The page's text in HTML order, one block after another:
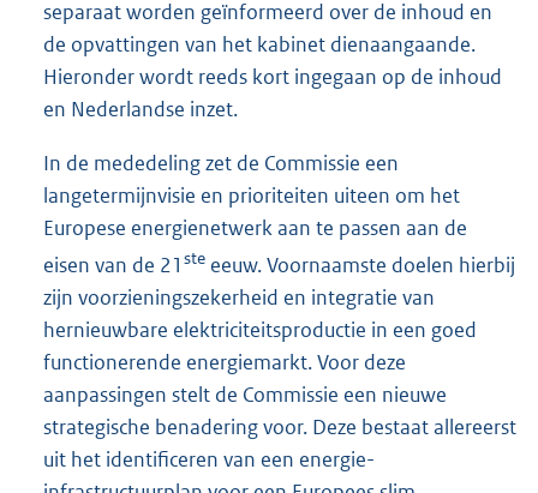
separaat worden geïnformeerd over de inhoud en
de opvattingen van het kabinet dienaangaande.
Hieronder wordt reeds kort ingegaan op de inhoud
en Nederlandse inzet.
In de mededeling zet de Commissie een
langetermijnvisie en prioriteiten uiteen om het
Europese energienetwerk aan te passen aan de
eisen van de 21 ste eeuw. Voornaamste doelen hierbij
zijn voorzieningszekerheid en integratie van
hernieuwbare elektriciteitsproductie in een goed
functionerende energiemarkt. Voor deze
aanpassingen stelt de Commissie een nieuwe
strategische benadering voor. Deze bestaat allereerst
uit het identificeren van een energie-